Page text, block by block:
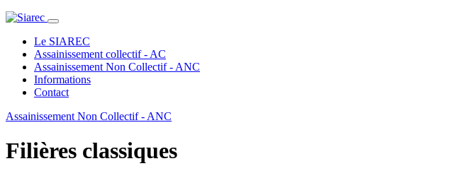
Le SIAREC
Assainissement collectif - AC
Assainissement Non Collectif - ANC
Informations
Contact
Assainissement Non Collectif - ANC
Filières classiques